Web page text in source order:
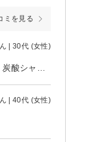
ミを見る
| 30代 (女性)
| 40代 (女性)